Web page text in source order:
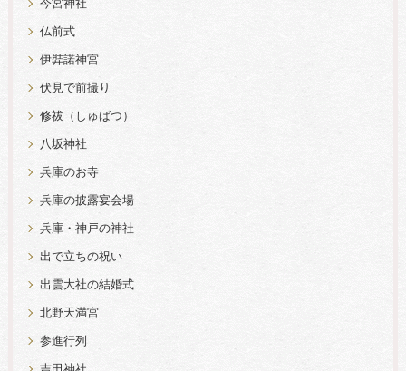
今宮神社
仏前式
伊弉諾神宮
伏見で前撮り
修祓（しゅばつ）
八坂神社
兵庫のお寺
兵庫の披露宴会場
兵庫・神戸の神社
出で立ちの祝い
出雲大社の結婚式
北野天満宮
参進行列